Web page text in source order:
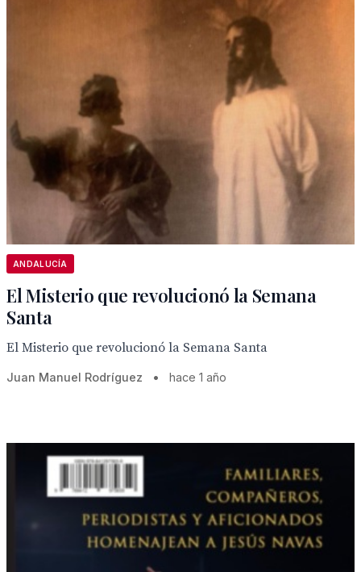
ANDALUCÍA
El Misterio que revolucionó la Semana
Santa
El Misterio que revolucionó la Semana Santa
Juan Manuel Rodríguez • hace 1 año